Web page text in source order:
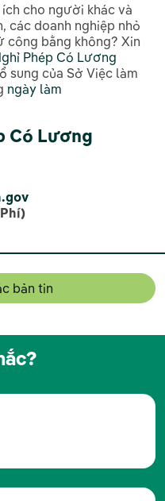
cho người khác và
các doanh nghiệp nhỏ
bằng không? Xin
Phép Có Lương
sung của Sở Việc làm
ngày làm
Có Lương
bản tin